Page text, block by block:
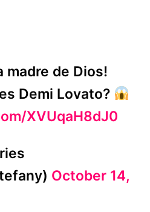
madre de Dios!
Demi Lovato?
XVUqaH8dJ0
October 14,